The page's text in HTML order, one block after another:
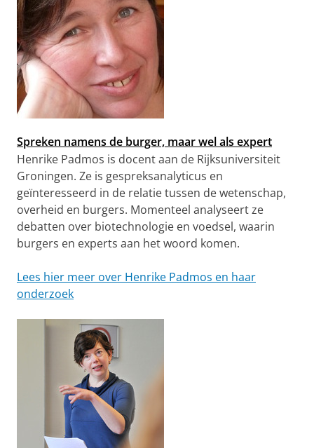
Spreken namens de burger, maar wel als expert
Henrike Padmos is docent aan de Rijksuniversiteit
Groningen. Ze is gespreksanalyticus en
geïnteresseerd in de relatie tussen de wetenschap,
overheid en burgers. Momenteel analyseert ze
debatten over biotechnologie en voedsel, waarin
burgers en experts aan het woord komen.
Lees hier meer over Henrike Padmos en haar
onderzoek